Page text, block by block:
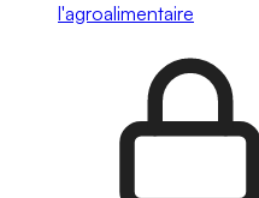
l'agroalimentaire